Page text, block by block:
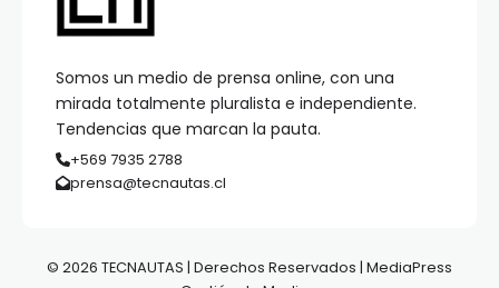
Somos un medio de prensa online, con una
mirada totalmente pluralista e independiente.
Tendencias que marcan la pauta.
+569 7935 2788
prensa@tecnautas.cl
© 2026 TECNAUTAS | Derechos Reservados | MediaPress